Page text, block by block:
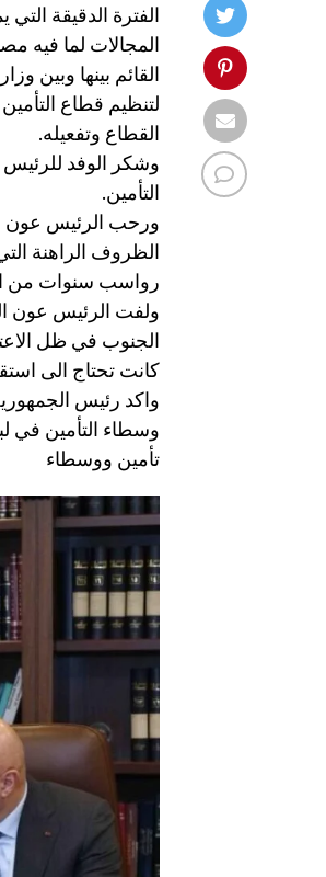
الفترة الدقيقة
المجالات لما فيه
القائم بينها وبين
لتنظيم قطاع
القطاع وتفعيله.
وشكر الوفد
التأمين.
ورحب الرئيس عون
الظروف الراهنة
رواسب سنوات من
ولفت الرئيس عون
الجنوب في ظل
كانت تحتاج الى
واكد رئيس
وسطاء التأمين في
تأمين ووسطاء